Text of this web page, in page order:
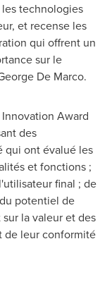
les technologies
et recense les
qui offrent un
sur le
De Marco.
Award
des
qui ont évalué les
et fonctions ;
final ; de
potentiel de
la valeur et des
de leur conformité